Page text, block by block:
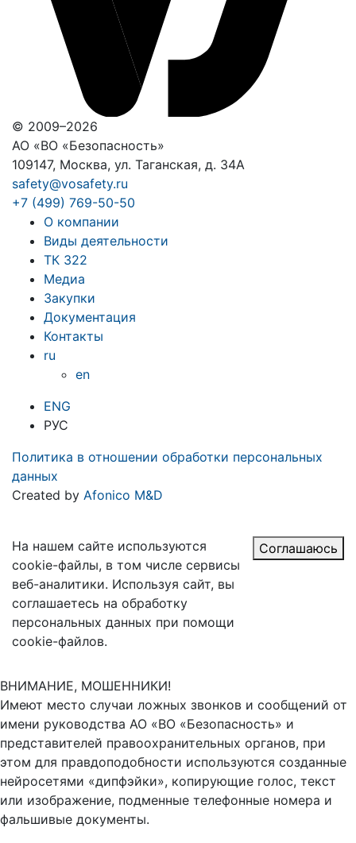
© 2009–2026
АО «ВО «Безопасность»
109147, Москва, ул. Таганская, д. 34А
safety@vosafety.ru
+7 (499) 769-50-50
О компании
Виды деятельности
ТК 322
Медиа
Закупки
Документация
Контакты
ru
en
ENG
РУС
Политика в отношении обработки персональных
данных
Created by Afonico M&D
На нашем сайте используются
cookie-файлы, в том числе сервисы
веб-аналитики. Используя сайт, вы
соглашаетесь на обработку
персональных данных при помощи
cookie-файлов.
Соглашаюсь
ВНИМАНИЕ, МОШЕННИКИ!
Имеют место случаи ложных звонков и сообщений от
имени руководства АО «ВО «Безопасность» и
представителей правоохранительных органов, при
этом для правдоподобности используются созданные
нейросетями «дипфэйки», копирующие голос, текст
или изображение, подменные телефонные номера и
фальшивые документы.